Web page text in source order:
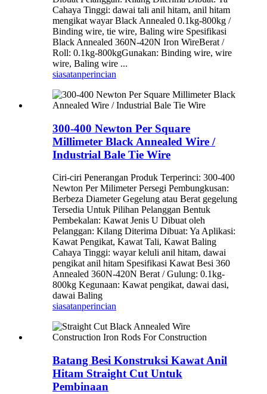
Cahaya Tinggi: dawai tali anil hitam, anil hitam
mengikat wayar Black Annealed 0.1kg-800kg /
Binding wire, tie wire, Baling wire Spesifikasi
Black Annealed 360N-420N Iron WireBerat /
Roll: 0.1kg-800kgGunakan: Binding wire, wire
wire, Baling wire ...
siasatanperincian
300-400 Newton Per Square
Millimeter Black Annealed Wire /
Industrial Bale Tie Wire
Ciri-ciri Penerangan Produk Terperinci: 300-400
Newton Per Milimeter Persegi Pembungkusan:
Berbeza Diameter Gegelung atau Berat gegelung
Tersedia Untuk Pilihan Pelanggan Bentuk
Pembekalan: Kawat Jenis U Dibuat oleh
Pelanggan: Kilang Diterima Dibuat: Ya Aplikasi:
Kawat Pengikat, Kawat Tali, Kawat Baling
Cahaya Tinggi: wayar keluli anil hitam, dawai
pengikat anil hitam Spesifikasi Kawat Besi 360
Annealed 360N-420N Berat / Gulung: 0.1kg-
800kg Kegunaan: Kawat pengikat, dawai dasi,
dawai Baling
siasatanperincian
Batang Besi Konstruksi Kawat Anil
Hitam Straight Cut Untuk
Pembinaan